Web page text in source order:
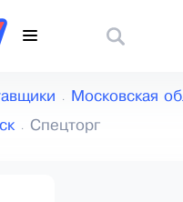
Московская
Спецторг